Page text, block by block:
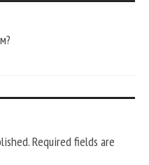
Required fields are